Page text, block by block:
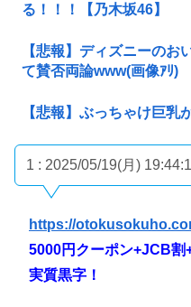
る！！！【乃木坂46】
【悲報】ディズニーのお
て賛否両論www(画像ｱﾘ)
【悲報】ぶっちゃけ巨乳
1 : 2025/05/19(月)
https://
5000円クーポン+JCB割
実質黒字！